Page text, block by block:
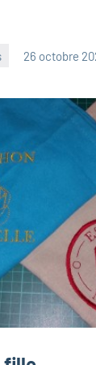
26 octobre